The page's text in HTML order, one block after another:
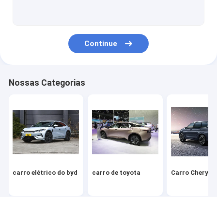
Veículo Mercedes
Carro elétrico Seres
Carro elétrico da Lynk & Co
Continue
Nossas Categorias
carro elétrico do byd carro de toyota Carro Chery